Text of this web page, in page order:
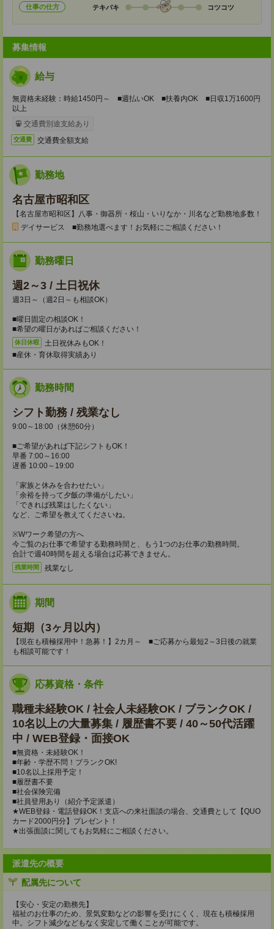
仕事の仕方 テキパキ コツコツ
募集情報
給与
無資格未経験：時給1450円～ ■週払いOK ■扶養内OK ■日収1万1600円
以上
交通費別途支給あり
交通費 交通費全額支給
勤務地
名古屋市昭和区
【名古屋市昭和区】八事・御器所・桜山・いりなか・川名など勤務地多数！
デイサービス ■勤務地選べます！お気軽にご相談ください！
勤務曜日
週2～3 / 土日祝休
週3日～（週2日～も相談OK）
■曜日固定の相談OK！
■希望の曜日があればご相談ください！
休日休暇
土日祝休みもOK！
■産休・育休取得実績あり
勤務時間
シフト勤務 / 残業なし
9:00～18:00（休憩60分）
■ご希望があれば下記シフトもOK！
早番 7:00～16:00
遅番 10:00～19:00
「家族と休みを合わせたい」
「余裕を持って夕飯の準備がしたい」
「できれば残業はしたくない」
など、ご希望を教えてくださいね。
※Wワーク希望の方へ
今ご覧のお仕事で希望する勤務時間と、もう1つのお仕事の勤務時間。
合計で週40時間を超える場合は応募できません。
残業時間 残業なし
期間
短期（3ヶ月以内）
【現在も積極採用中！急募！】2カ月～ ■ご応募から最短2～3日後の就業
も相談可能です！
応募資格・条件
職種未経験OK / 社会人未経験OK / ブランクOK /
10名以上の大量募集 / 履歴書不要 / 40～50代活躍
中 / WEB登録・面接OK
■無資格・未経験OK！
■年齢・学歴不問！ブランクOK!
■10名以上採用予定！
■履歴書不要
■社会保険完備
■社員登用あり（紹介予定派遣）
★WEB登録・電話登録OK！支店への来社面談の場合、交通費として【QUO
カード2000円分】プレゼント！
★出張面談に関してもお気軽にご相談ください。
派遣先の概要
配属先について
【安心・安定の勤務先】
福祉のお仕事のため、景気変動などの影響を受けにくく、現在も積極採用
中。シフト減少などもなく安定して働くことが可能です。